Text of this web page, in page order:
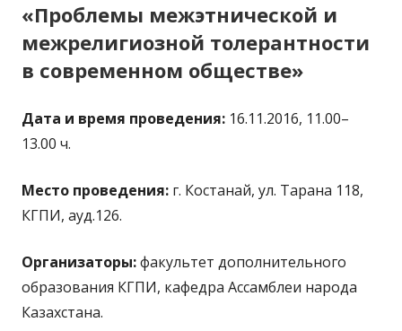
«Проблемы межэтнической и
межрелигиозной толерантности
в современном обществе»
Дата и время проведения: 16.11.2016, 11.00–
13.00 ч.
Место проведения: г. Костанай, ул. Тарана 118,
КГПИ, ауд.126.
Организаторы:факультет дополнительного
образования КГПИ, кафедра Ассамблеи народа
Казахстана.